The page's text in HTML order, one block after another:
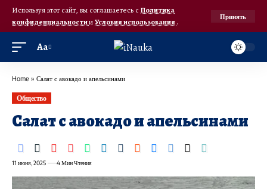
Используя этот сайт, вы соглашаетесь с Политика
конфиденциальностииУсловия использования.
Принять
Аа
Home » Салат с авокадо и апельсинами
Общество
Салат с авокадо и апельсинами
11 июня, 2025 4 Мин Чтения